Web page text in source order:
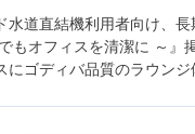
道直結機利用者向け、
もオフィスを清潔に ～』
ゴディバ品質のラウンジ